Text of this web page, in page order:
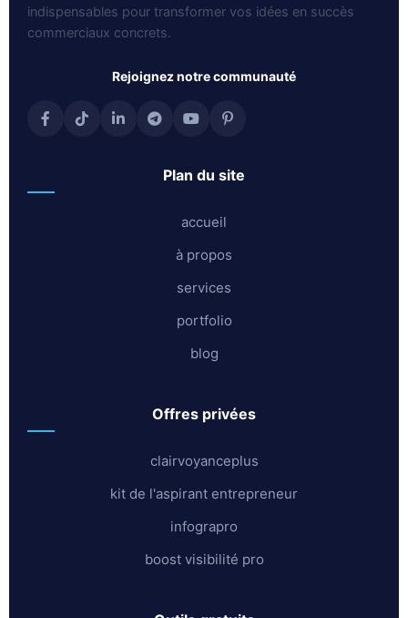
indispensables pour transformer vos idées en succès
commerciaux concrets.
rejoignez notre communauté
plan du site
accueil
à propos
services
portfolio
blog
offres privées
clairvoyanceplus
kit de l'aspirant entrepreneur
infograpro
boost visibilité pro